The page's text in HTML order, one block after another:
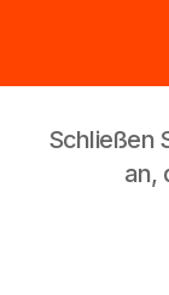
Schließen
an,